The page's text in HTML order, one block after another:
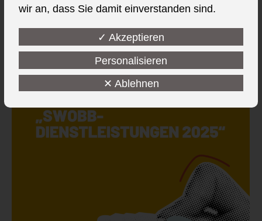
wir an, dass Sie damit einverstanden sind.
✓ Akzeptieren
Personalisieren
✕ Ablehnen